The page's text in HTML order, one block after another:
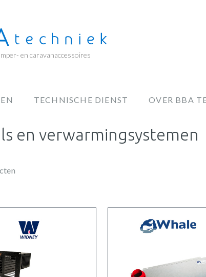
en caravanaccessoires
TECHNISCHE DIENST OVER BBA
en verwarmingsystemen